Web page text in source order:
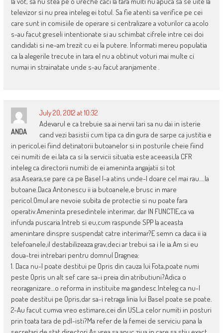
televizor si nu prea inteleg ei totul. Sa fie atenti sa verifice pe cei
care sunt in comisiile de operare si centralizare a voturilor ca acolo
s-au facut greseli intentionate si au schimbat cifrele intre cei doi
candidati si ne-am trezit cu ei la putere. Informati mereu populatia
ca la alegerile trecute in tara el nu a obtinut voturi mai multe ci
numai in strainatate unde s-au facut aranjamente .
ANDA
July 20, 2012 at 10:32
Adevarul e ca trebuie sa ai nervii tari sa nu dai in isterie
cand vezi basistii cum tipa ca din gura de sarpe ca justitia e
in pericol,ei fiind detinatorii butoanelor si in posturile cheie fiind
cei numiti de ei.Iata ca si la servicii situatia este aceeasi,la CFR
inteleg ca directorii numiti de ei ameninta angajatii si tot
asa.Aseara,se pare ca pe Basel l-a atins unde-l doare cel mai rau….la
butoane.Daca Antonescu ii ia butoanele,e brusc in mare
pericol.Omul are nevoie subita de protectie si nu poate fara
operativ.Ameninta presedintele interimar, dar IN FUNCTIE,ca va
infunda puscaria.Intreb si eu,cum raspunde SPP la aceasta
amenintare dinspre suspendat catre interimar?E semn ca daca ii ia
telefoanele,il destabilizeaza grav,deci ar trebui sa i le ia.Am si eu
doua-trei intrebari pentru domnul Dragnea:
1. Daca nu-l poate destitui pe Opris din cauza lui Fota,poate numi
peste Opris un alt sef care sa-i preia din atributiuni?Adica o
reoraganizare…o reforma in instituite ma gandesc.Inteleg ca nu-l
poate destitui pe Opris,dar sa-i retraga linia lui Basel poate se poate.
2-Au facut cumva vreo estimare,cei din USL,a celor numiti in posturi
prin toata tara de pdl-isti?Ma refer de la femei de serviciu pana la